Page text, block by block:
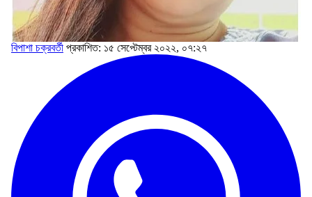
বিপাশা চক্রবর্তী প্রকাশিত: ১৫ সেপ্টেম্বর ২০২২, ০৭:২৭